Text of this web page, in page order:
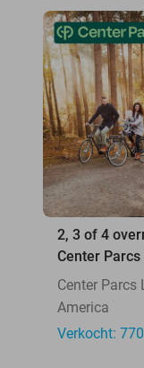
2, 3 of 4
Center
Center Parcs
America
Verkocht: 770